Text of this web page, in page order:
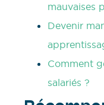
mauvaises
Devenir
Comment
salariés ?